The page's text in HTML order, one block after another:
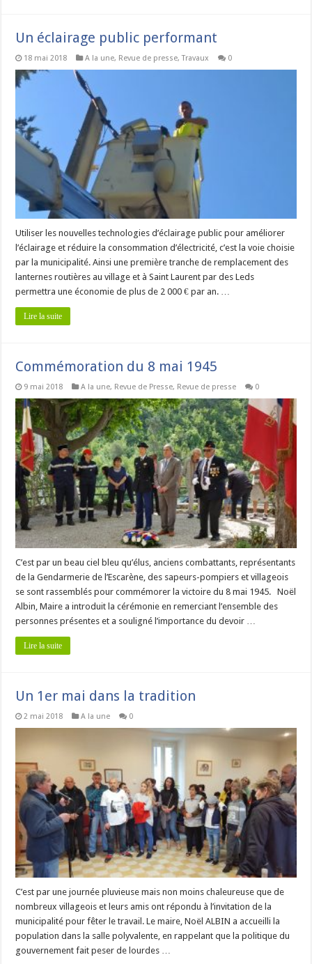
Un éclairage public performant
18 mai 2018 A la une, Revue de presse,Travaux 0
Utiliser les nouvelles technologies d’éclairage public pour améliorer
l’éclairage et réduire la consommation d’électricité, c’est la voie choisie
par la municipalité. Ainsi une première tranche de remplacement des
lanternes routières au village et à Saint Laurent par des Leds
permettra une économie de plus de 2 000 € par an. …
Lire la suite
Commémoration du 8 mai 1945
9 mai 2018 A la une, Revue de Presse, Revue de presse 0
C’est par un beau ciel bleu qu’élus, anciens combattants, représentants
de la Gendarmerie de l’Escarène, des sapeurs-pompiers et villageois
se sont rassemblés pour commémorer la victoire du 8 mai 1945. Noël
Albin, Maire a introduit la cérémonie en remerciant l’ensemble des
personnes présentes et a souligné l’importance du devoir …
Lire la suite
Un 1er mai dans la tradition
2 mai 2018 A la une 0
C’est par une journée pluvieuse mais non moins chaleureuse que de
nombreux villageois et leurs amis ont répondu à l’invitation de la
municipalité pour fêter le travail. Le maire, Noël ALBIN a accueilli la
population dans la salle polyvalente, en rappelant que la politique du
gouvernement fait peser de lourdes …